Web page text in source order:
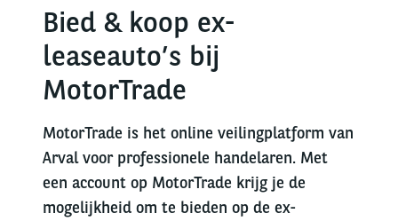
Bied & koop ex-
leaseauto’s bij
MotorTrade
MotorTrade is het online veilingplatform van
Arval voor professionele handelaren. Met
een account op MotorTrade krijg je de
mogelijkheid om te bieden op de ex-